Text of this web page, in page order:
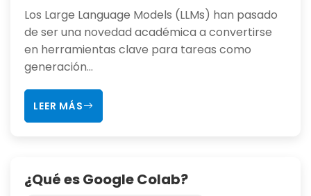
Los Large Language Models (LLMs) han pasado
de ser una novedad académica a convertirse
en herramientas clave para tareas como
generación...
LEER MÁS
¿Qué es Google Colab?